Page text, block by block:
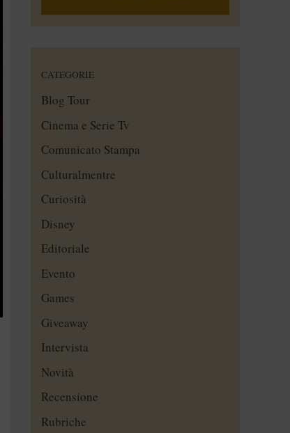
CATEGORIE
Blog Tour
Cinema e Serie Tv
Comunicato Stampa
Culturalmentre
Curiosità
Disney
Editoriale
Evento
Games
Giveaway
Intervista
Novità
Recensione
Rubriche